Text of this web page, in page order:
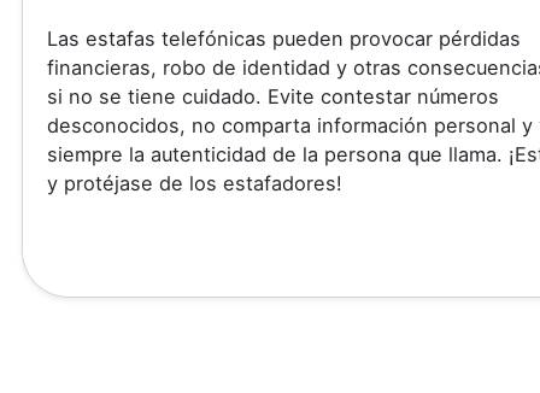
Las estafas telefónicas pueden provocar pérdidas
financieras, robo de identidad y otras
si no se tiene cuidado. Evite contestar números
desconocidos, no comparta información personal y
siempre la autenticidad de la persona que llama.
y protéjase de los estafadores!